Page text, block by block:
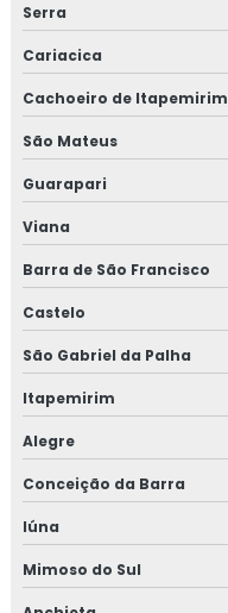
Serra
Cariacica
Cachoeiro de Itapemirim
São Mateus
Guarapari
Viana
Barra de São Francisco
Castelo
São Gabriel da Palha
Itapemirim
Alegre
Conceição da Barra
Iúna
Mimoso do Sul